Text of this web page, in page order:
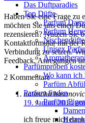
Das Duftparadies
Top Düfte
Parfum
Parfum
Nischendüfte
Unisex
Parfümproben
Wo kann ich
Parfüm
Parfum finden
Parfüm
Haben Sie eine Frage zu
möchten Sie uns einen
rezensieren? Nutzen Sie
Kontaktformular mit der
Verbindung zu setzen.
Feedback, Anregungen
2 Kommentare
natascha hasanovic
19. Januar 2014
ich freue mich